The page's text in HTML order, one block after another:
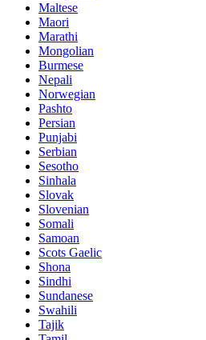
Maltese
Maori
Marathi
Mongolian
Burmese
Nepali
Norwegian
Pashto
Persian
Punjabi
Serbian
Sesotho
Sinhala
Slovak
Slovenian
Somali
Samoan
Scots Gaelic
Shona
Sindhi
Sundanese
Swahili
Tajik